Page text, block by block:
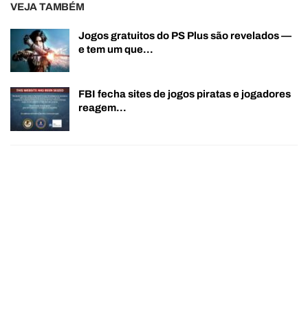
VEJA TAMBÉM
Jogos gratuitos do PS Plus são revelados —
e tem um que…
FBI fecha sites de jogos piratas e jogadores
reagem…